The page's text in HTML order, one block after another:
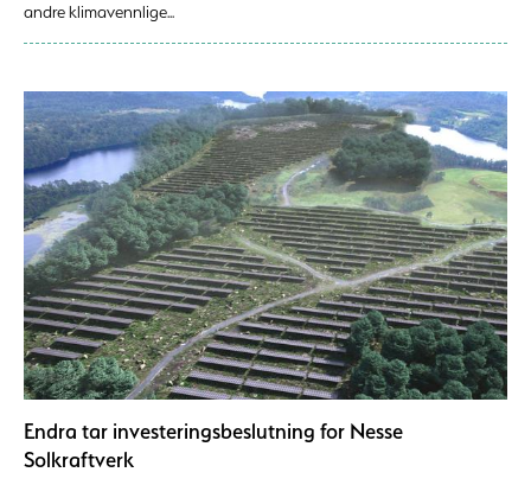
andre klimavennlige...
Endra tar investeringsbeslutning for Nesse
Solkraftverk